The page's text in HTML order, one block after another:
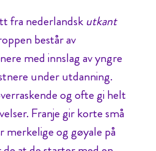
fra nederlandsk utkant
består av
med innslag av yngre
under utdanning.
og ofte gi helt
Franje gir korte små
merkelige og gøyale på